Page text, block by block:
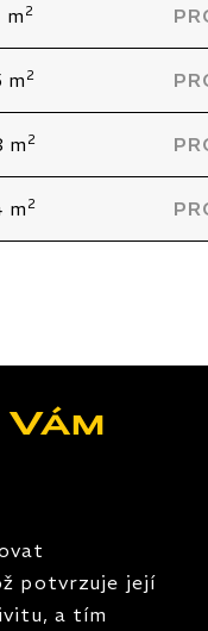
m 2
m 2
m 2
m 2
potvrzuje její
a tím